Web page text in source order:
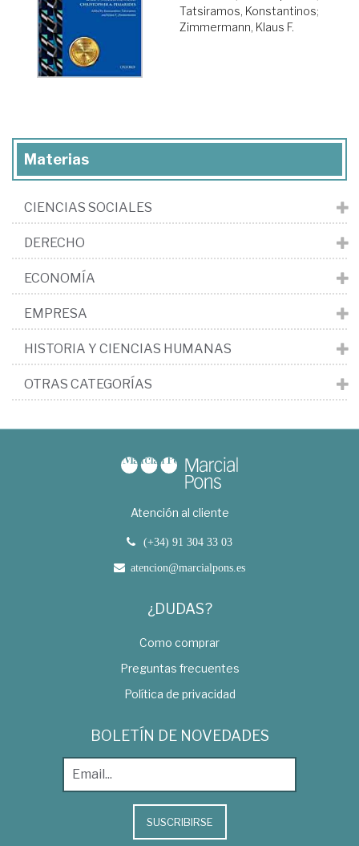
Tatsiramos, Konstantinos;
Zimmermann, Klaus F.
Materias
CIENCIAS SOCIALES
DERECHO
ECONOMÍA
EMPRESA
HISTORIA Y CIENCIAS HUMANAS
OTRAS CATEGORÍAS
Atención al cliente
(+34) 91 304 33 03
atencion@marcialpons.es
¿DUDAS?
Como comprar
Preguntas frecuentes
Política de privacidad
BOLETÍN DE NOVEDADES
SUSCRIBIRSE